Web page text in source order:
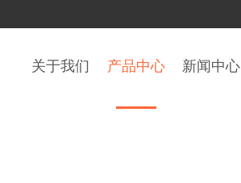
关于我们 产品中心 新闻中心